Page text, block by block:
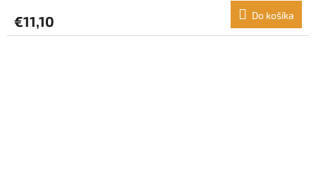
€11,10 Do košíka